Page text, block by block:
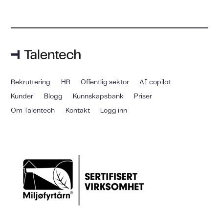
Rekruttering HR Offentlig sektor AI copilot
Kunder Blogg Kunnskapsbank Priser
Om Talentech Kontakt Logg inn